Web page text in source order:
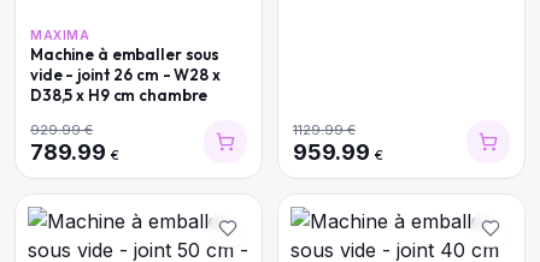
MAXIMA
Machine à emballer sous
vide - joint 26 cm - W28 x
D38,5 x H9 cm chambre
929.99€
789.99 €
1129.99€
959.99 €